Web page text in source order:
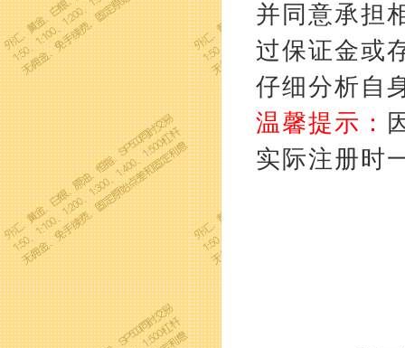
并同意承担
过保证金或
仔细分析自
温馨提示：
实际注册时